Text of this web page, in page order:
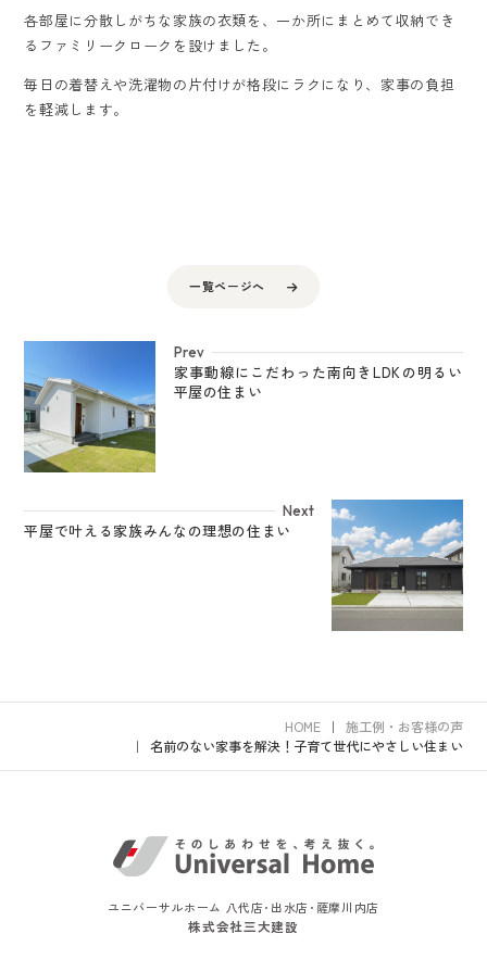
各部屋に分散しがちな家族の衣類を、一か所にまとめて収納でき
るファミリークロークを設けました。
毎日の着替えや洗濯物の片付けが格段にラクになり、家事の負担
を軽減します。
一覧ページへ
Prev
家事動線にこだわった南向きLDKの明るい
平屋の住まい
Next
平屋で叶える家族みんなの理想の住まい
HOME
施工例・お客様の声
名前のない家事を解決！子育て世代にやさしい住まい
ユニバーサルホーム 八代店･出水店･薩摩川内店
株式会社三大建設